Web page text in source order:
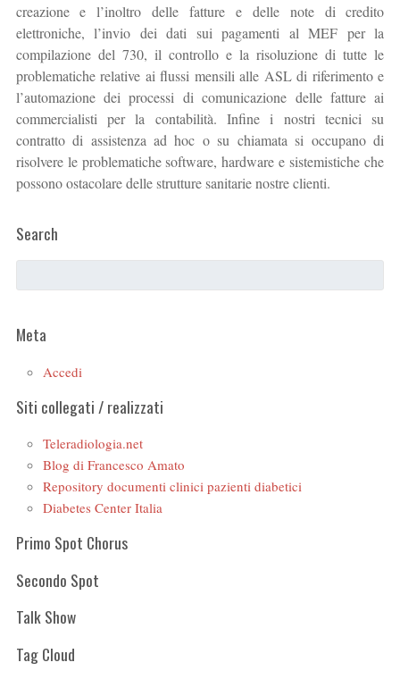
creazione e l’inoltro delle fatture e delle note di credito
elettroniche, l’invio dei dati sui pagamenti al MEF per la
compilazione del 730, il controllo e la risoluzione di tutte le
problematiche relative ai flussi mensili alle ASL di riferimento e
l’automazione dei processi di comunicazione delle fatture ai
commercialisti per la contabilità. Infine i nostri tecnici su
contratto di assistenza ad hoc o su chiamata si occupano di
risolvere le problematiche software, hardware e sistemistiche che
possono ostacolare delle strutture sanitarie nostre clienti.
Search
Meta
Accedi
Siti collegati / realizzati
Teleradiologia.net
Blog di Francesco Amato
Repository documenti clinici pazienti diabetici
Diabetes Center Italia
Primo Spot Chorus
Secondo Spot
Talk Show
Tag Cloud